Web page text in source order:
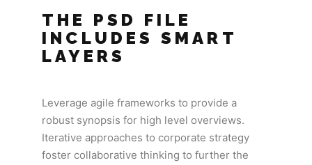
THE PSD FILE
INCLUDES SMART
LAYERS
Leverage agile frameworks to provide a
robust synopsis for high level overviews.
Iterative approaches to corporate strategy
foster collaborative thinking to further the